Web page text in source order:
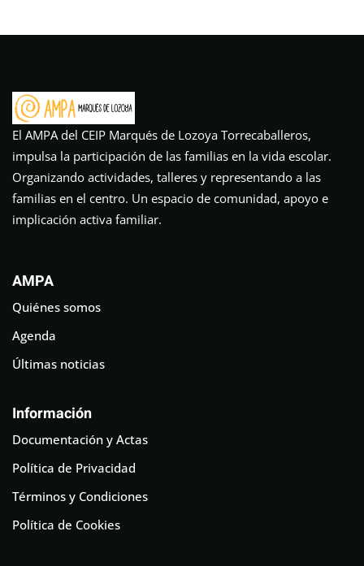
El AMPA del CEIP Marqués de Lozoya Torrecaballeros,
impulsa la participación de las familias en la vida escolar.
Organizando actividades, talleres y representando a las
familias en el centro. Un espacio de comunidad, apoyo e
implicación activa familiar.
AMPA
Quiénes somos
Agenda
Últimas noticias
Información
Documentación y Actas
Política de Privacidad
Términos y Condiciones
Política de Cookies